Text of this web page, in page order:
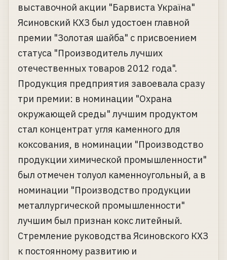
выставочной акции "Барвиста Україна"
Ясиновский КХЗ был удостоен главной
премии "Золотая шайба" с присвоением
статуса "Производитель лучших
отечественных товаров 2012 года".
Продукция предприятия завоевала сразу
три премии: в номинации "Охрана
окружающей среды" лучшим продуктом
стал концентрат угля каменного для
коксования, в номинации "Производство
продукции химической промышленности"
был отмечен толуол каменноугольный, а в
номинации "Производство продукции
металлургической промышленности"
лучшим был признан кокс литейный.
Стремление руководства Ясиновского КХЗ
к постоянному развитию и